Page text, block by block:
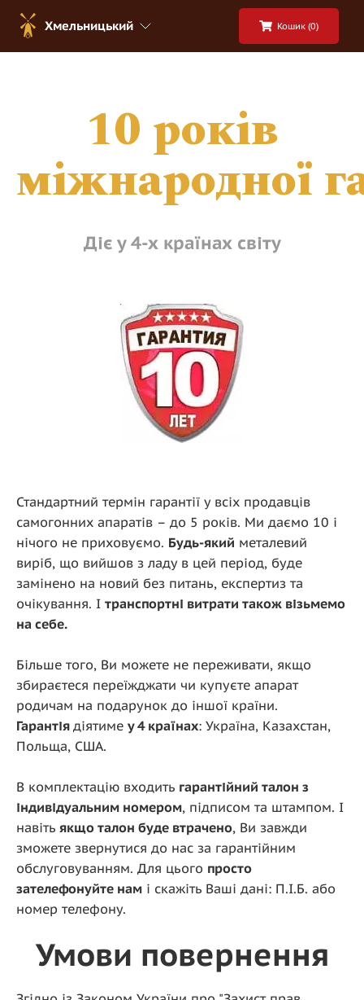
Хмельницький Кошик (0)
10 років
міжнародної
Діє у 4-х країнах світу
Стандартний термін гарантії у всіх продавців
самогонних апаратів – до 5 років. Ми даємо 10 і
нічого не приховуємо. Будь-який металевий
виріб, що вийшов з ладу в цей період, буде
замінено на новий без питань, експертиз та
очікування. І транспортні витрати також візьмемо
на себе.
Більше того, Ви можете не переживати, якщо
збираєтеся переїжджати чи купуєте апарат
родичам на подарунок до іншої країни.
Гарантія діятиме у 4 країнах: Україна, Казахстан,
Польща, США.
В комплектацію входить гарантійний талон з
індивідуальним номером, підписом та штампом. І
навіть якщо талон буде втрачено, Ви завжди
зможете звернутися до нас за гарантійним
обслуговуванням. Для цього просто
зателефонуйте нам і скажіть Ваші дані: П.І.Б. або
номер телефону.
Умови повернення